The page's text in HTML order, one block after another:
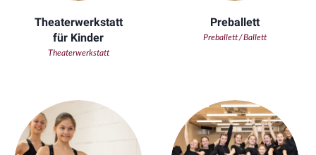
Theaterwerkstatt
für Kinder
Theaterwerkstatt
Preballett
Preballett / Ballett